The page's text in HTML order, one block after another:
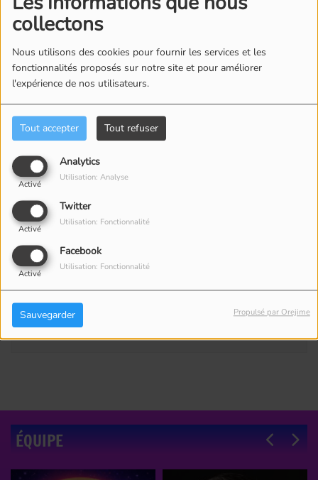
collectons
Nous utilisons des cookies pour fournir les services et les
fonctionnalités proposés sur notre site et pour améliorer
l'expérience de nos utilisateurs.
Tout accepter Tout refuser
Analytics
Activé
Utilisation: Analyse
Twitter
Activé
Utilisation: Fonctionnalité
Facebook
Activé
Utilisation: Fonctionnalité
Sauvegarder Propulsé par Orejime
GAËTAN VAUDRY AU
HAVANA RESORT : LE
PETIT COIN DE CUBA
QUI NOUS A
COMPLÈTEMENT
CONQUIS
ROBIN DES BOIS PAR LA
PLUS QU'UN SPECTACLE
Commentaires(0)
ÉQUIPE